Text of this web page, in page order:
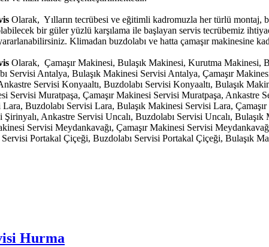
Olarak, Yılların tecrübesi ve eğitimli kadromuzla her türlü montaj,
olabilecek bir güler yüzlü karşılama ile başlayan servis tecrübemiz
Klimadan buzdolabı ve hatta çamaşır makinesine
Olarak, Çamaşır Makinesi, Bulaşık Makinesi, Kurutma Makinesi,
Servisi Antalya, Bulaşık Makinesi Servisi Antalya, Çamaşır
Servisi Konyaaltı, Buzdolabı Servisi Konyaaltı, Bulaşık
Servisi Muratpaşa, Çamaşır Makinesi Servisi Muratpaşa,
Buzdolabı Servisi Lara, Bulaşık Makinesi Servisi Lara,
Şirinyalı, Ankastre Servisi Uncalı, Buzdolabı Servisi Uncalı,
Servisi Meydankavağı, Çamaşır Makinesi Servisi
Portakal Çiçeği, Buzdolabı Servisi Portakal Çiçeği, Bulaşık
Hurma